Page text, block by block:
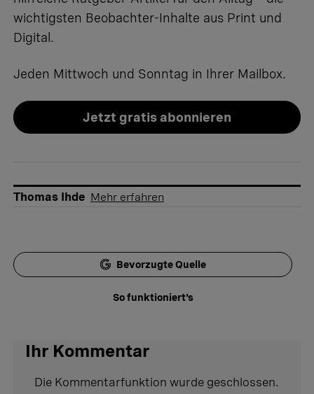
wichtigsten Beobachter-Inhalte aus Print und
Digital.
Jeden Mittwoch und Sonntag in Ihrer Mailbox.
Jetzt gratis abonnieren
Thomas Ihde Mehr erfahren
Bevorzugte Quelle
So funktioniert's
Ihr Kommentar
Die Kommentarfunktion wurde geschlossen.